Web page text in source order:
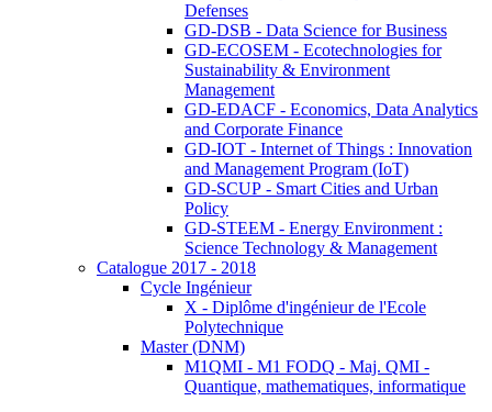
Defenses
GD-DSB - Data Science for Business
GD-ECOSEM - Ecotechnologies for
Sustainability & Environment
Management
GD-EDACF - Economics, Data Analytics
and Corporate Finance
GD-IOT - Internet of Things : Innovation
and Management Program (IoT)
GD-SCUP - Smart Cities and Urban
Policy
GD-STEEM - Energy Environment :
Science Technology & Management
Catalogue 2017 - 2018
Cycle Ingénieur
X - Diplôme d'ingénieur de l'Ecole
Polytechnique
Master (DNM)
M1QMI - M1 FODQ - Maj. QMI -
Quantique, mathematiques, informatique